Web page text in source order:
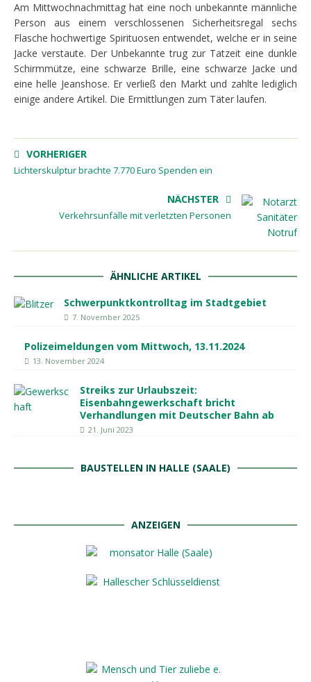
Am Mittwochnachmittag hat eine noch unbekannte männliche
Person aus einem verschlossenen Sicherheitsregal sechs
Flasche hochwertige Spirituosen entwendet, welche er in seine
Jacke verstaute. Der Unbekannte trug zur Tatzeit eine dunkle
Schirmmütze, eine schwarze Brille, eine schwarze Jacke und
eine helle Jeanshose. Er verließ den Markt und zahlte lediglich
einige andere Artikel. Die Ermittlungen zum Täter laufen.
VORHERIGER
Lichterskulptur brachte 7.770 Euro Spenden ein
NÄCHSTER
Verkehrsunfälle mit verletzten Personen
ÄHNLICHE ARTIKEL
Schwerpunktkontrolltag im Stadtgebiet
7. November 2025
Polizeimeldungen vom Mittwoch, 13.11.2024
13. November 2024
Streiks zur Urlaubszeit:
Eisenbahngewerkschaft bricht
Verhandlungen mit Deutscher Bahn ab
21. Juni 2023
BAUSTELLEN IN HALLE (SAALE)
ANZEIGEN